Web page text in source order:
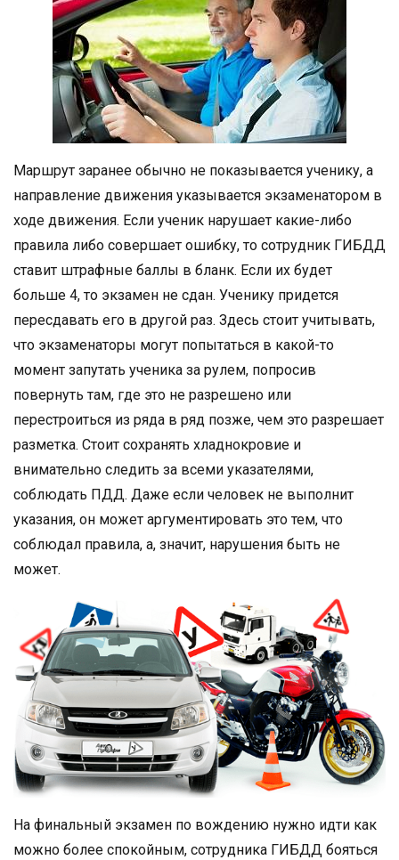
Маршрут заранее обычно не показывается ученику, а
направление движения указывается экзаменатором в
ходе движения. Если ученик нарушает какие-либо
правила либо совершает ошибку, то сотрудник ГИБДД
ставит штрафные баллы в бланк. Если их будет
больше 4, то экзамен не сдан. Ученику придется
пересдавать его в другой раз. Здесь стоит учитывать,
что экзаменаторы могут попытаться в какой-то
момент запутать ученика за рулем, попросив
повернуть там, где это не разрешено или
перестроиться из ряда в ряд позже, чем это разрешает
разметка. Стоит сохранять хладнокровие и
внимательно следить за всеми указателями,
соблюдать ПДД. Даже если человек не выполнит
указания, он может аргументировать это тем, что
соблюдал правила, а, значит, нарушения быть не
может.
На финальный экзамен по вождению нужно идти как
можно более спокойным, сотрудника ГИБДД бояться